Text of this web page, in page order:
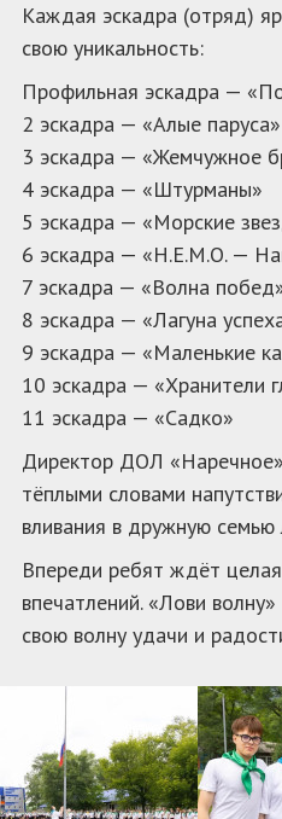
Каждая эскадра (отряд)
свою уникальность:
Профильная эскадра —
2 эскадра — «Алые паруса»
3 эскадра — «Жемчужное
4 эскадра — «Штурманы»
5 эскадра — «Морские
6 эскадра — «Н.Е.М.О. —
7 эскадра — «Волна
8 эскадра — «Лагуна
9 эскадра — «Маленькие
10 эскадра — «Хранители
11 эскадра — «Садко»
Директор ДОЛ
тёплыми словами
вливания в дружную
Впереди ребят ждёт
впечатлений. «Лови
свою волну удачи и